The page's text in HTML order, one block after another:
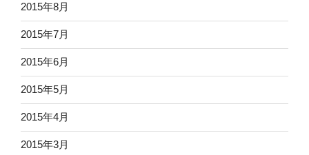
2015年8月
2015年7月
2015年6月
2015年5月
2015年4月
2015年3月